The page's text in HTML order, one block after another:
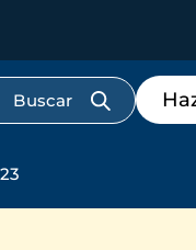
Menú
de